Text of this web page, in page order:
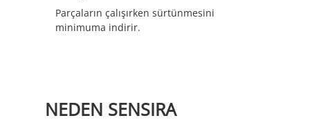
Parçaların çalışırken sürtünmesini
minimuma indirir.
NEDEN SENSIRA